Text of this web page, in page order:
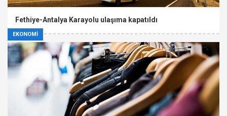
EKONOMİ
Fethiye-Antalya Karayolu ulaşıma kapatıldı